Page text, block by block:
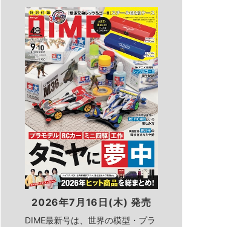
2026年7月16日(木) 発売
DIME最新号は、世界の模型・プラ